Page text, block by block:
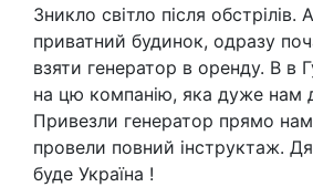
Зникло світло після обстрілів.
приватний будинок, одразу
взяти генератор в оренду. В в
на цю компанію, яка дуже нам
Привезли генератор прямо
провели повний інструктаж.
буде Україна !